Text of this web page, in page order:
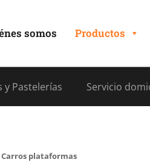
somos Productos
y Pastelerías Servicio
Carros plataformas